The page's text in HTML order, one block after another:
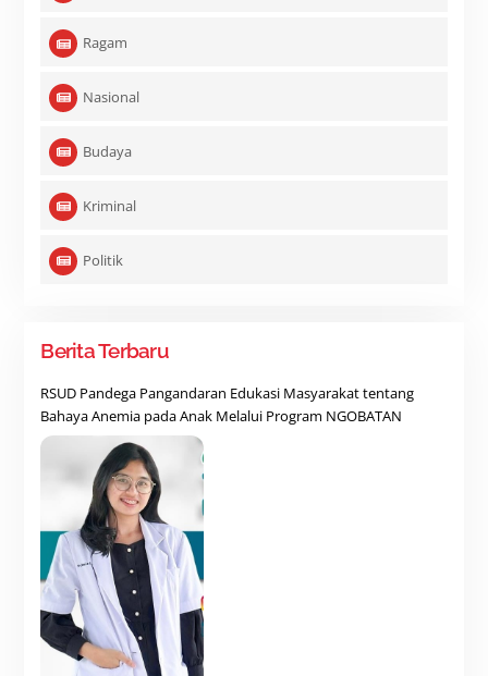
Ragam
Nasional
Budaya
Kriminal
Politik
Berita Terbaru
RSUD Pandega Pangandaran Edukasi Masyarakat tentang
Bahaya Anemia pada Anak Melalui Program NGOBATAN